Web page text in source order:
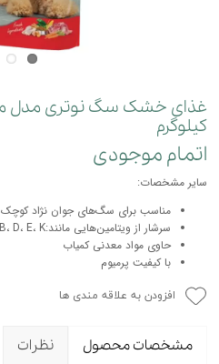
کیلوگرم
اتمام موجودی
سایر مشخصات:
مناسب برای سگ‌های جوان نژاد کوچک
سرشار از ویتامین‌هایی مانند:A، B، D، E، K
حاوی مواد معدنی کمیاب
با کیفیت پرمیوم
افزودن به علاقه مندی ها
مشخصات محصول نظرات